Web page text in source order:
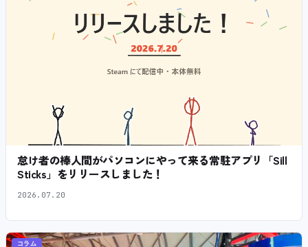
怠け者の棒人間がパソコンにやって来る常駐アプリ「Sill
Sticks」をリリースしました！
2026.07.20
コラム